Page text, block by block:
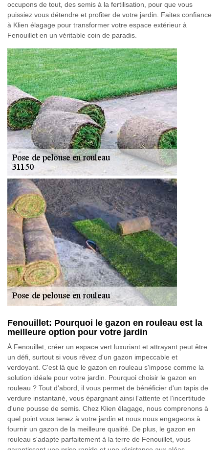
occupons de tout, des semis à la fertilisation, pour que vous
puissiez vous détendre et profiter de votre jardin. Faites confiance
à Klien élagage pour transformer votre espace extérieur à
Fenouillet en un véritable coin de paradis.
Fenouillet: Pourquoi le gazon en rouleau est la
meilleure option pour votre jardin
À Fenouillet, créer un espace vert luxuriant et attrayant peut être
un défi, surtout si vous rêvez d'un gazon impeccable et
verdoyant. C'est là que le gazon en rouleau s'impose comme la
solution idéale pour votre jardin. Pourquoi choisir le gazon en
rouleau ? Tout d'abord, il vous permet de bénéficier d'un tapis de
verdure instantané, vous épargnant ainsi l'attente et l'incertitude
d'une pousse de semis. Chez Klien élagage, nous comprenons à
quel point vous tenez à votre jardin et nous nous engageons à
fournir un gazon de la meilleure qualité. De plus, le gazon en
rouleau s'adapte parfaitement à la terre de Fenouillet, vous